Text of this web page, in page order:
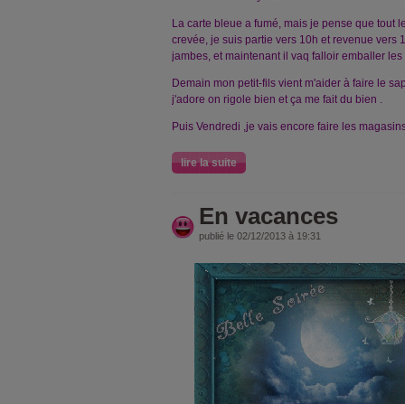
La carte bleue a fumé, mais je pense que tout
crevée, je suis partie vers 10h et revenue vers
jambes, et maintenant il vaq falloir emballer
Demain mon petit-fils vient m'aider à faire le
j'adore on rigole bien et ça me fait du bien .
Puis Vendredi ,je vais encore faire les
lire la suite
En vacances
publié le 02/12/2013 à 19:31